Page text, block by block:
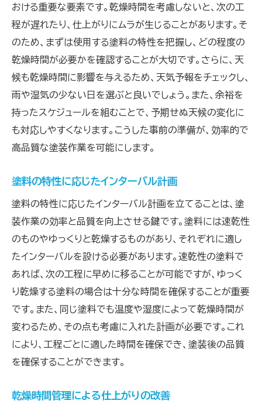
おける重要な要素です。乾燥時間を考慮しないと、次の工
程が遅れたり、仕上がりにムラが生じることがあります。そ
のため、まずは使用する塗料の特性を把握し、どの程度の
乾燥時間が必要かを確認することが大切です。さらに、天
候も乾燥時間に影響を与えるため、天気予報をチェックし、
雨や湿気の少ない日を選ぶと良いでしょう。また、余裕を
持ったスケジュールを組むことで、予期せぬ天候の変化に
も対応しやすくなります。こうした事前の準備が、効率的で
高品質な塗装作業を可能にします。
塗料の特性に応じたインターバル計画
塗料の特性に応じたインターバル計画を立てることは、塗
装作業の効率と品質を向上させる鍵です。塗料には速乾性
のものやゆっくりと乾燥するものがあり、それぞれに適し
たインターバルを設ける必要があります。速乾性の塗料で
あれば、次の工程に早めに移ることが可能ですが、ゆっく
り乾燥する塗料の場合は十分な時間を確保することが重要
です。また、同じ塗料でも温度や湿度によって乾燥時間が
変わるため、その点も考慮に入れた計画が必要です。これ
により、工程ごとに適した時間を確保でき、塗装後の品質
を確保することができます。
乾燥時間管理による仕上がりの改善